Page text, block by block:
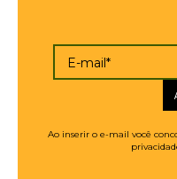
E-mail*
Ao inserir o e-mail você